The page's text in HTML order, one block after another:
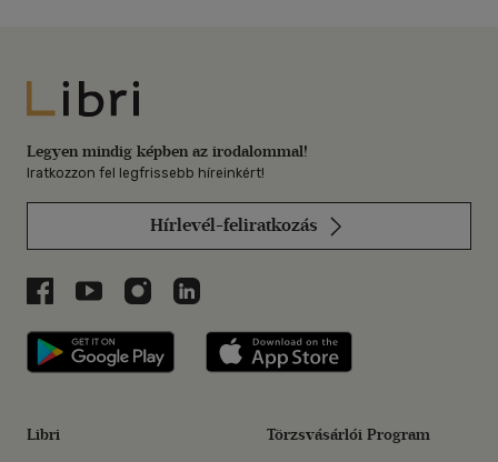
Libri
Legyen mindig képben az irodalommal!
Iratkozzon fel legfrissebb híreinkért!
Hírlevél-feliratkozás
Libri a Facebookon
Libri a Youtube-on
Libri az Instagramon
Libri a LinkedInen
Libri applikáció Szerezd meg: Google
Libri Törzsvásárlói Program